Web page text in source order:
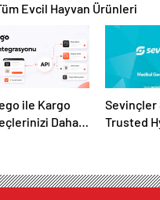
Evcil Hayvan Ürünleri
ile Kargo
Daha
Sevinçler
Trusted
Turkey